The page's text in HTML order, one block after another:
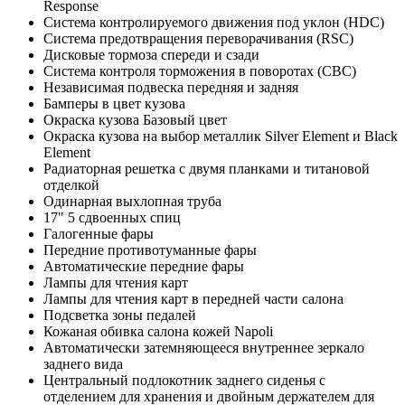
Response
Система контролируемого движения под уклон (HDC)
Система предотвращения переворачивания (RSC)
Дисковые тормоза спереди и сзади
Система контроля торможения в поворотах (CBC)
Независимая подвеска передняя и задняя
Бамперы в цвет кузова
Окраска кузова Базовый цвет
Окраска кузова на выбор металлик Silver Element и Black
Element
Радиаторная решетка с двумя планками и титановой
отделкой
Одинарная выхлопная труба
17" 5 сдвоенных спиц
Галогенные фары
Передние противотуманные фары
Автоматические передние фары
Лампы для чтения карт
Лампы для чтения карт в передней части салона
Подсветка зоны педалей
Кожаная обивка салона кожей Napoli
Автоматически затемняющееся внутреннее зеркало
заднего вида
Центральный подлокотник заднего сиденья с
отделением для хранения и двойным держателем для